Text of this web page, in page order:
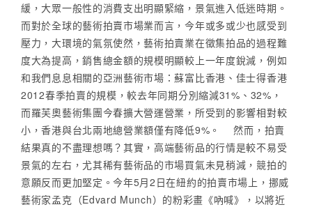
緩，大眾一般性的消費支出明顯緊縮，景氣進入低迷時期。
而對於全球的藝術拍賣市場業而言，今年或多或少也感受到
壓力，大環境的氣氛使然，藝術拍賣業在徵集拍品的過程難
度大為提高，銷售總金額的規模明顯較上一年度銳減，例如
和我們息息相關的亞洲藝術市場：蘇富比香港、佳士得香港
2012春季拍賣的規模，較去年同期分別縮減31%、32%，
而羅芙奧藝術集團今春擴大營運營業，所受到的影響相對較
小，香港與台北兩地總營業額僅有降低9%。 然而，拍賣
結果真的不盡理想嗎？其實，高端藝術品的行情是較不易受
景氣的左右，尤其稀有藝術品的市場買氣未見稍減，競拍的
意願反而更加堅定。今年5月2日在紐約的拍賣市場上，挪威
藝術家孟克（Edvard Munch）的粉彩畫《吶喊》，以將近